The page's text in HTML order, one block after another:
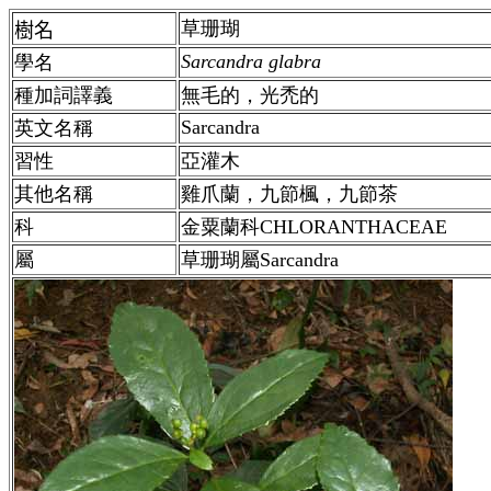
樹名
草珊瑚
學名
Sarcandra glabra
種加詞譯義
無毛的，光禿的
英文名稱
Sarcandra
習性
亞灌木
其他名稱
雞爪蘭，九節楓，九節茶
科
金粟蘭科CHLORANTHACEAE
屬
草珊瑚屬Sarcandra